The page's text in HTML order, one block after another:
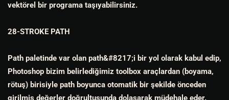
vektörel bir programa taşıyabilirsiniz.
28-STROKE PATH
Path paletinde var olan path&#8217;i bir yol olarak kabul edip,
Photoshop bizim belirlediğimiz toolbox araçlardan (boyama,
rötuş) birisiyle path boyunca otomatik bir şekilde önceden
girilmiş değerler doğrultusunda dolaşarak müdehale eder.